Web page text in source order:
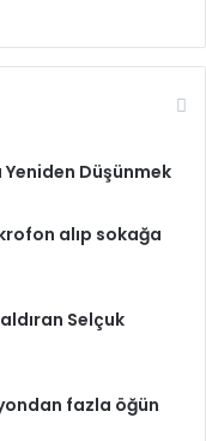
Yeniden Düşünmek
alıp sokağa
Selçuk
fazla öğün